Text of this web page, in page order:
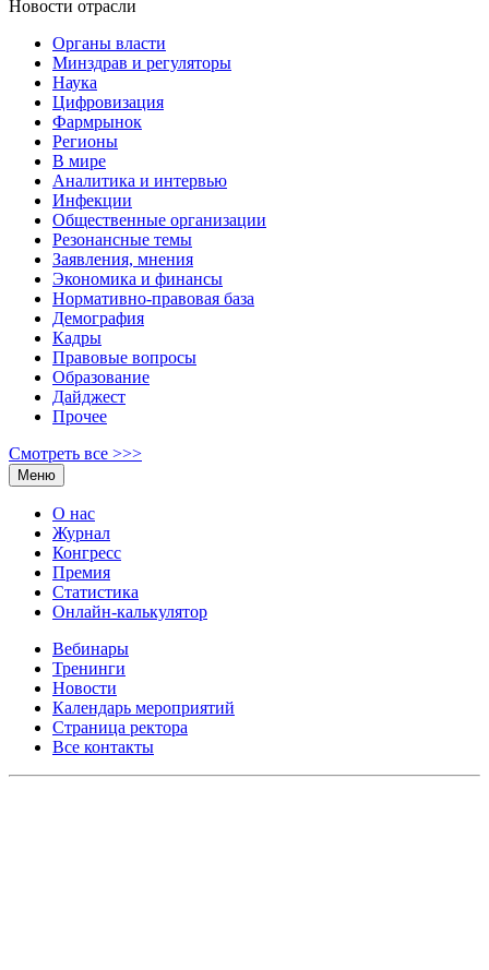
Новости отрасли
Органы власти
Минздрав и регуляторы
Наука
Цифровизация
Фармрынок
Регионы
В мире
Аналитика и интервью
Инфекции
Общественные организации
Резонансные темы
Заявления, мнения
Экономика и финансы
Нормативно-правовая база
Демография
Кадры
Правовые вопросы
Образование
Дайджест
Прочее
Смотреть все >>>
Меню
О нас
Журнал
Конгресс
Премия
Статистика
Онлайн-калькулятор
Вебинары
Тренинги
Новости
Календарь мероприятий
Страница ректора
Все контакты